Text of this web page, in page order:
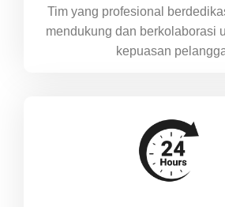
Tim yang profesional
mendukung dan berkolaborasi
kepuasan